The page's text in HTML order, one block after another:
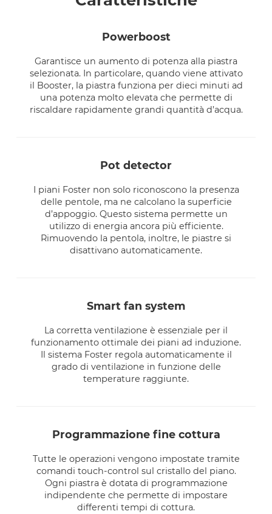
powerboost
Garantisce un aumento di potenza alla piastra
selezionata. In particolare, quando viene attivato
il Booster, la piastra funziona per dieci minuti ad
una potenza molto elevata che permette di
riscaldare rapidamente grandi quantità d’acqua.
pot detector
I piani Foster non solo riconoscono la presenza
delle pentole, ma ne calcolano la superficie
d’appoggio. Questo sistema permette un
utilizzo di energia ancora più efficiente.
Rimuovendo la pentola, inoltre, le piastre si
disattivano automaticamente.
smart fan system
La corretta ventilazione è essenziale per il
funzionamento ottimale dei piani ad induzione.
Il sistema Foster regola automaticamente il
grado di ventilazione in funzione delle
temperature raggiunte.
programmazione fine cottura
Tutte le operazioni vengono impostate tramite
comandi touch-control sul cristallo del piano.
Ogni piastra è dotata di programmazione
indipendente che permette di impostare
differenti tempi di cottura.